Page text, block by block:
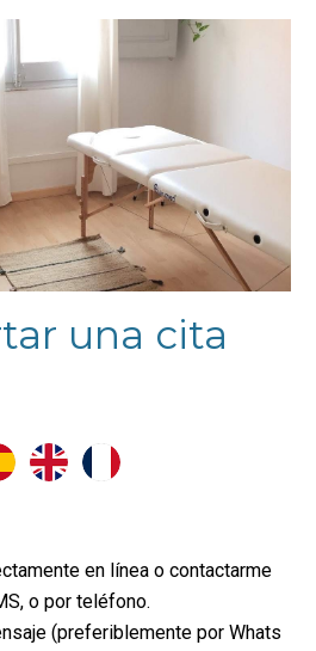
una cita
en línea o contactarme
o por teléfono.
(preferiblemente por Whats